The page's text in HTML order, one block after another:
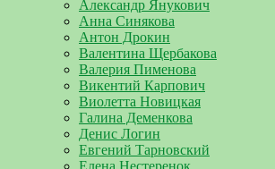
Александр Янукович
Анна Синякова
Антон Дрокин
Валентина Щербакова
Валерия Пименова
Викентий Карпович
Виолетта Новицкая
Галина Деменкова
Денис Логин
Евгений Тарновский